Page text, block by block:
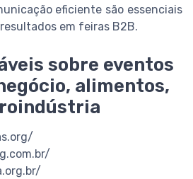
eficiente são essenciais
em feiras B2B.
sobre eventos
alimentos,